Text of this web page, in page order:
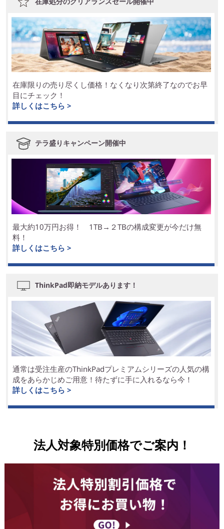
在庫限りの売り尽くし価格！なくなり次第終了なのでお早
目にチェック！
詳しくはこちら >
テラ盛りキャンペーン開催中
最大約10万円お得！ 1TB→２TBの構成変更が今だけ無
料！
詳しくはこちら >
ThinkPad即納モデルあります！
通常は受注生産のThinkPadプレミアムシリーズの人気の構
成をあらかじめご用意！待たずに手に入れるなら今！
詳しくはこちら >
法人対象特別価格でご案内！